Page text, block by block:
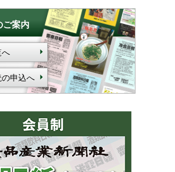
ご案内
申込へ